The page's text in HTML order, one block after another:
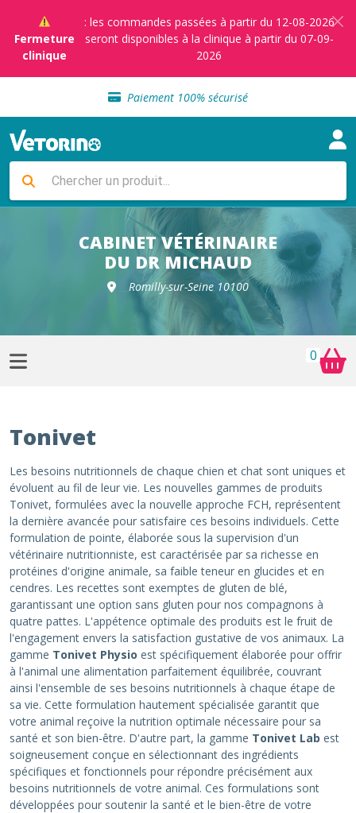
Fermeture
clinique
: les commandes passées à partir du 12-08-2026
seront disponibles à la clinique à partir du 07-09-
2026
Sélection de croquettes vétérinaire
Paiement 100% sécurisé
Livraison gratuite en clinique vétérinaire
Sélection de croquettes vétérinaire
Livraison gratuite en clinique vétérinaire
Retour gratuit en clinique
Sélection de croquettes vétérinaire
CABINET VÉTÉRINAIRE
DU DR MICHAUD
Romilly-sur-Seine 10100
0
Tonivet
Les besoins nutritionnels de chaque chien et chat sont uniques et
évoluent au fil de leur vie. Les nouvelles gammes de produits
Tonivet, formulées avec la nouvelle approche FCH, représentent
la dernière avancée pour satisfaire ces besoins individuels. Cette
formulation de pointe, élaborée sous la supervision d'un
vétérinaire nutritionniste, est caractérisée par sa richesse en
protéines d'origine animale, sa faible teneur en glucides et en
cendres. Les recettes sont exemptes de gluten de blé,
garantissant une option sans gluten pour nos compagnons à
quatre pattes. L'appétence optimale des produits est le fruit de
l'engagement envers la satisfaction gustative de vos animaux. La
gamme Tonivet Physio est spécifiquement élaborée pour offrir
à l'animal une alimentation parfaitement équilibrée, couvrant
ainsi l'ensemble de ses besoins nutritionnels à chaque étape de
sa vie. Cette formulation hautement spécialisée garantit que
votre animal reçoive la nutrition optimale nécessaire pour sa
santé et son bien-être. D'autre part, la gamme Tonivet Lab est
soigneusement conçue en sélectionnant des ingrédients
spécifiques et fonctionnels pour répondre précisément aux
besoins nutritionnels de votre animal. Ces formulations sont
développées pour soutenir la santé et le bien-être de votre